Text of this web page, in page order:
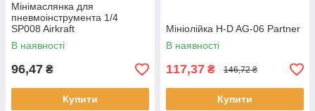
Мінімаслянка для
пневмоінструмента 1/4
SP008 Airkraft
В наявності
96,47 ₴
Купити
Мініолійка H-D AG-06 Partner
В наявності
117,37 ₴ 146,72 ₴
Купити